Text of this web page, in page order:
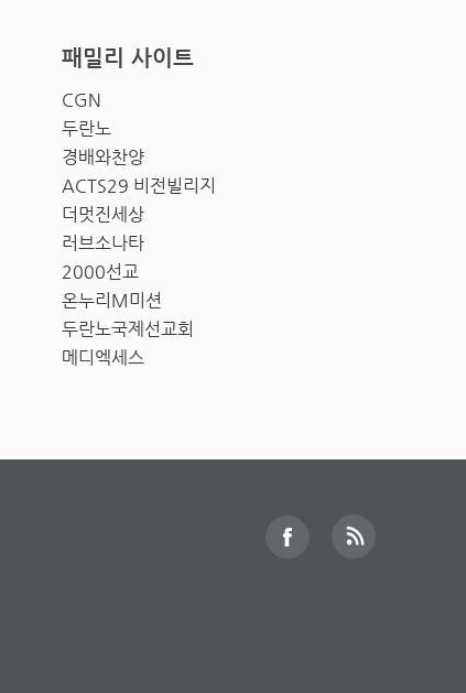
패밀리 사이트
CGN
두란노
경배와찬양
ACTS29 비전빌리지
더멋진세상
러브소나타
2000선교
온누리M미션
두란노국제선교회
메디엑세스